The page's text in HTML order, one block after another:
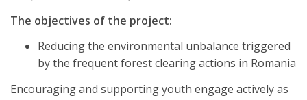
The objectives of the project:
Reducing the environmental unbalance triggered
by the frequent forest clearing actions in Romania
Encouraging and supporting youth engage actively as